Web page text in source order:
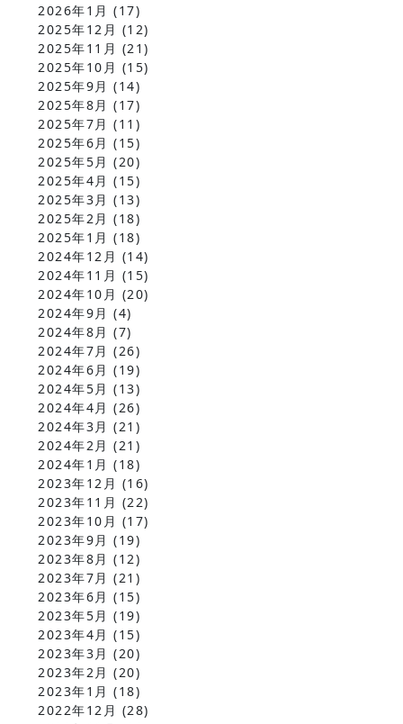
2026年1月 (17)
2025年12月 (12)
2025年11月 (21)
2025年10月 (15)
2025年9月 (14)
2025年8月 (17)
2025年7月 (11)
2025年6月 (15)
2025年5月 (20)
2025年4月 (15)
2025年3月 (13)
2025年2月 (18)
2025年1月 (18)
2024年12月 (14)
2024年11月 (15)
2024年10月 (20)
2024年9月 (4)
2024年8月 (7)
2024年7月 (26)
2024年6月 (19)
2024年5月 (13)
2024年4月 (26)
2024年3月 (21)
2024年2月 (21)
2024年1月 (18)
2023年12月 (16)
2023年11月 (22)
2023年10月 (17)
2023年9月 (19)
2023年8月 (12)
2023年7月 (21)
2023年6月 (15)
2023年5月 (19)
2023年4月 (15)
2023年3月 (20)
2023年2月 (20)
2023年1月 (18)
2022年12月 (28)